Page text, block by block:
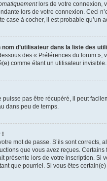
lors de votre connexion,
lors de votre connexion. Ceci
case à cocher, il est probable qu’un
d’utilisateur dans la liste des
des « Préférences du forum »,
comme étant un utilisateur invisible.
puisse pas être récupéré, il peut
dans peu de temps.
!
mot de passe. S’ils sont
que vous avez reçues.
présente lors de votre inscription.
que pourriel. Si vous êtes